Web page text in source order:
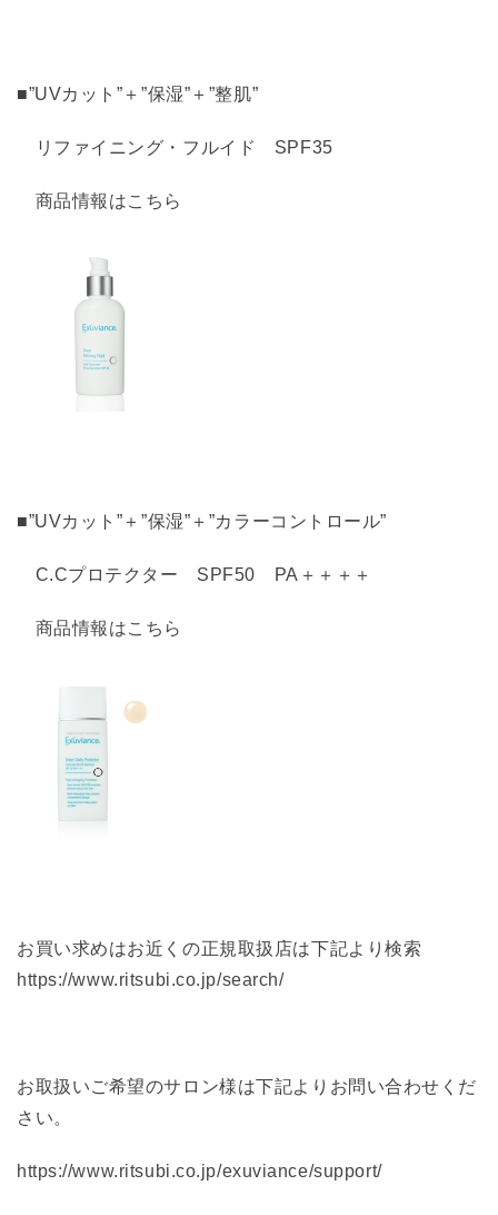
■”UVカット”＋”保湿”＋”整肌”
リファイニング・フルイド SPF35
商品情報はこちら
■”UVカット”＋”保湿”＋”カラーコントロール”
C.Cプロテクター SPF50 PA＋＋＋＋
商品情報はこちら
お買い求めはお近くの正規取扱店は下記より検索
https://www.ritsubi.co.jp/search/
お取扱いご希望のサロン様は下記よりお問い合わせくだ
さい。
https://www.ritsubi.co.jp/exuviance/support/